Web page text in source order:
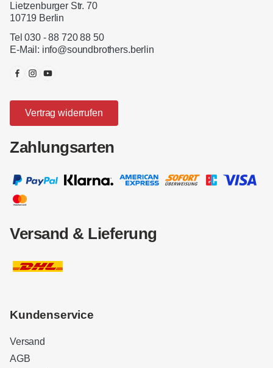
Lietzenburger Str. 70
10719 Berlin
Tel 030 - 88 720 88 50
E-Mail: info@soundbrothers.berlin
Vertrag widerrufen
Zahlungsarten
Versand & Lieferung
Kundenservice
Versand
AGB